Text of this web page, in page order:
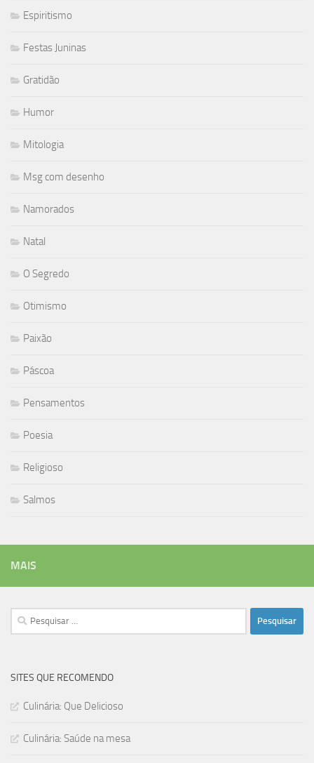
Espiritismo
Festas Juninas
Gratidão
Humor
Mitologia
Msg com desenho
Namorados
Natal
O Segredo
Otimismo
Paixão
Páscoa
Pensamentos
Poesia
Religioso
Salmos
MAIS
Pesquisar
por:
SITES QUE RECOMENDO
Culinária: Que Delicioso
Culinária: Saúde na mesa